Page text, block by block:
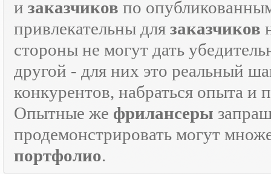
и заказчиков по
привлекательны для заказчиков
стороны не могут дать
другой - для них это реальный
конкурентов, набраться опыта и
Опытные же фрилансеры
продемонстрировать могут
портфолио.